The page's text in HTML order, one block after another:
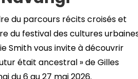
du parcours récits croisés et
du festival des cultures
Smith vous invite à découvrir
était ancestral » de Gilles
du 6 au 27 mai 2026.